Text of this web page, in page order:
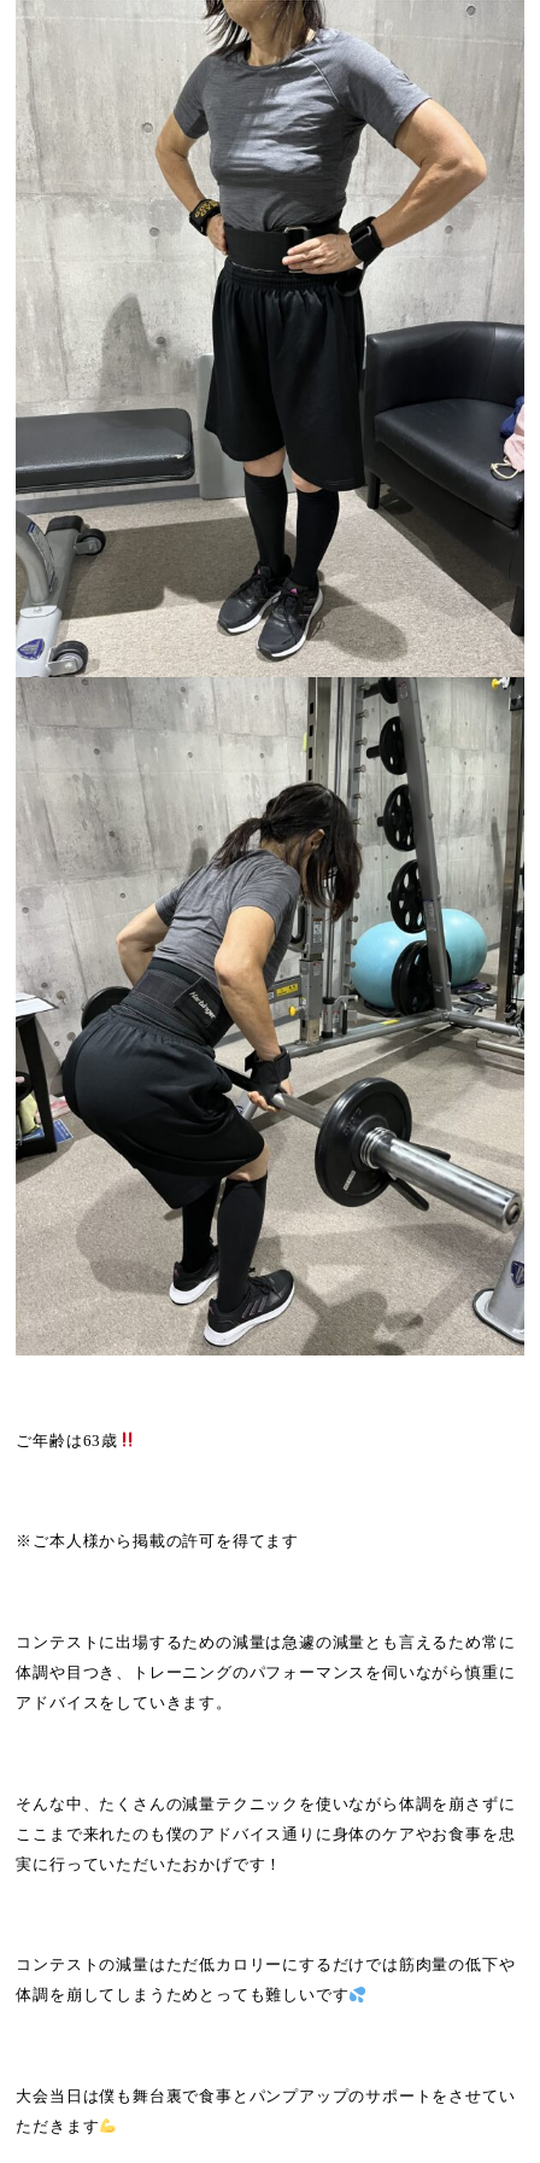
ご年齢は63歳
※ご本人様から掲載の許可を得てます
コンテストに出場するための減量は急遽の減量とも言えるため常に
体調や目つき、トレーニングのパフォーマンスを伺いながら慎重に
アドバイスをしていきます。
そんな中、たくさんの減量テクニックを使いながら体調を崩さずに
ここまで来れたのも僕のアドバイス通りに身体のケアやお食事を忠
実に行っていただいたおかげです！
コンテストの減量はただ低カロリーにするだけでは筋肉量の低下や
体調を崩してしまうため とっても難しいです
大会当日は僕も舞台裏で食事とパンプアップのサポートをさせてい
ただきます